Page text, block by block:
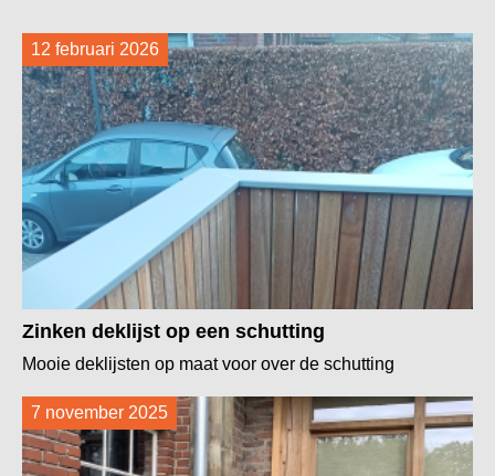
12 februari 2026
Zinken deklijst op een schutting
Mooie deklijsten op maat voor over de schutting
7 november 2025